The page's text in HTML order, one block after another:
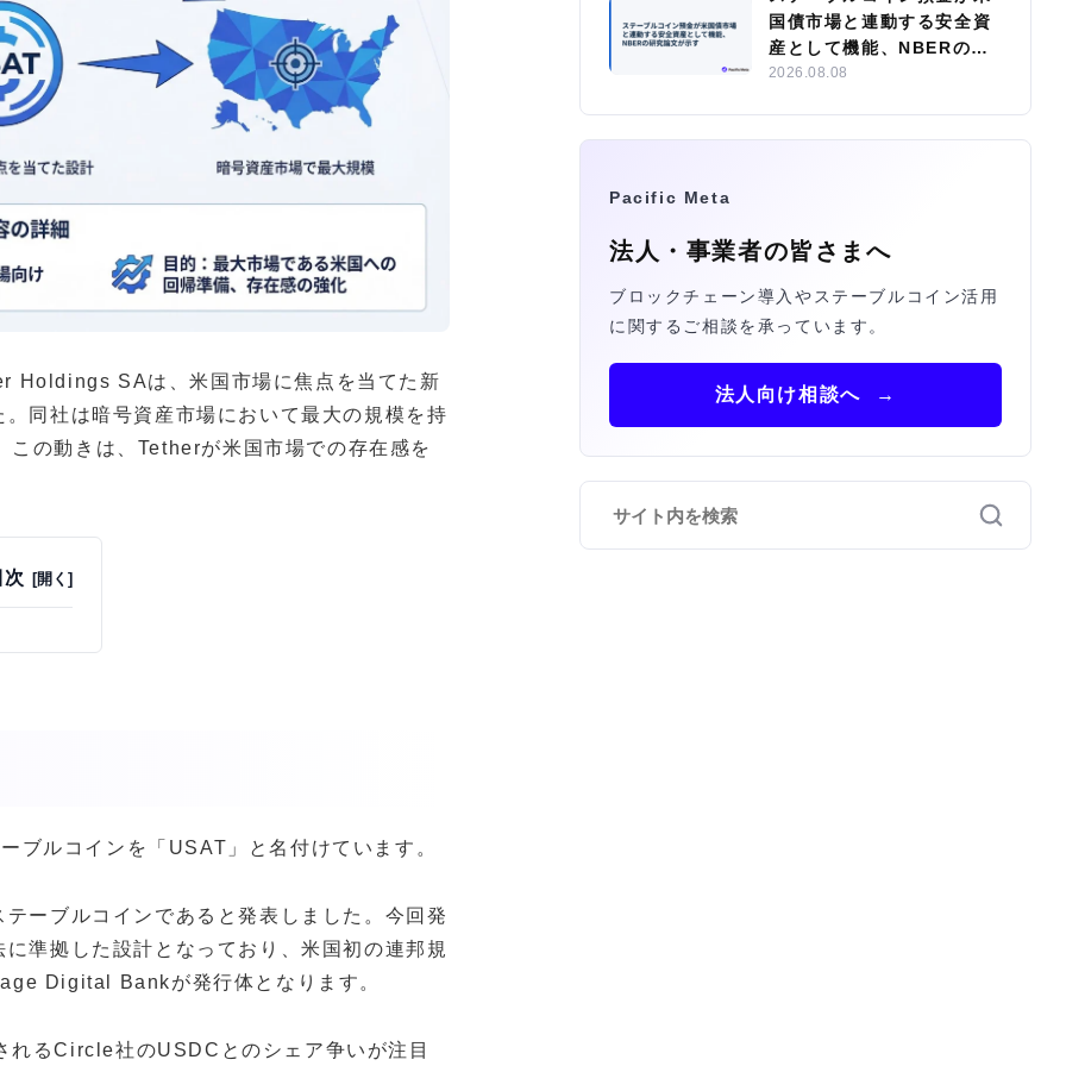
Holdings SAは、米国市場に焦点を当てた新
同社は暗号資産市場において最大の規模を持
の動きは、Tetherが米国市場での存在感を
次
ルコインを「USAT」と名付けています。
ーブルコインであると発表しました。今回発
準拠した設計となっており、米国初の連邦規
Digital Bankが発行体となります。
れるCircle社のUSDCとのシェア争いが注目
国債市場と連動する安全資
産として機能、NBERの研
究論文が示す
2026.08.08
Pacific Meta
法人・事業者の皆さまへ
ブロックチェーン導入やステーブルコイン活用
に関するご相談を承っています。
法人向け相談へ